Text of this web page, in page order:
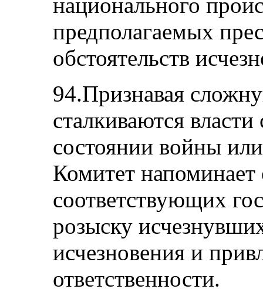
национального
предполагаемых
обстоятельств
94.Признавая
сталкиваются
состоянии войны
Комитет напоминает
соответствующих
розыску
исчезновения и
ответственности.